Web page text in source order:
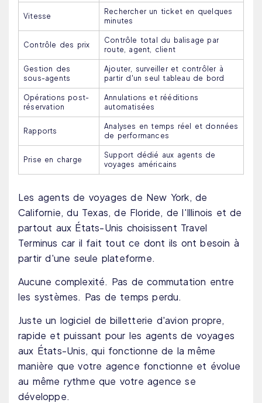
Vitesse
Rechercher un ticket en quelques
minutes
Contrôle des prix
Contrôle total du balisage par
route, agent, client
Gestion des
sous-agents
Ajouter, surveiller et contrôler à
partir d'un seul tableau de bord
Opérations post-
réservation
Annulations et rééditions
automatisées
Rapports
Analyses en temps réel et données
de performances
Prise en charge
Support dédié aux agents de
voyages américains
Les agents de voyages de New York, de
Californie, du Texas, de Floride, de l'Illinois et de
partout aux États-Unis choisissent Travel
Terminus car il fait tout ce dont ils ont besoin à
partir d'une seule plateforme.
Aucune complexité. Pas de commutation entre
les systèmes. Pas de temps perdu.
Juste un logiciel de billetterie d'avion propre,
rapide et puissant pour les agents de voyages
aux États-Unis, qui fonctionne de la même
manière que votre agence fonctionne et évolue
au même rythme que votre agence se
développe.